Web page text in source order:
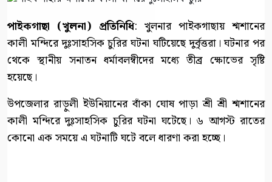
পাইকগাছা (খুলনা) প্রতিনিধি: খুলনার পাইকগাছায় শ্মশানের
কালী মন্দিরে দুঃসাহসিক চুরির ঘটনা ঘটিয়েছে দুর্বৃত্তরা। ঘটনার পর
থেকে স্থানীয় সনাতন ধর্মাবলম্বীদের মধ্যে তীব্র ক্ষোভের সৃষ্টি
হয়েছে।
উপজেলার রাড়ুলী ইউনিয়ানের বাঁকা ঘোষ পাড়া শ্রী শ্রী শ্মশানের
কালী মন্দিরে দুঃসাহসিক চুরির ঘটনা ঘটেছে। ৬ আগস্ট রাতের
কোনো এক সময়ে এ ঘটনাটি ঘটে বলে ধারণা করা হচ্ছে।